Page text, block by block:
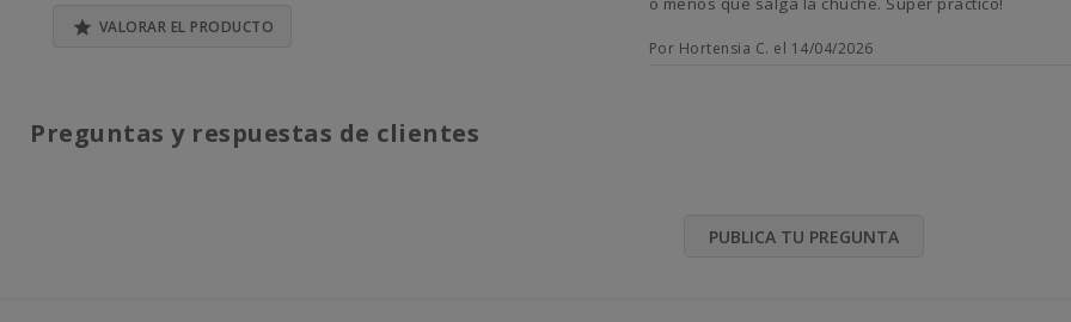
 VALORAR EL PRODUCTO
Por Hortensia C. el 14/04/2026
Preguntas y respuestas de clientes
PUBLICA TU PREGUNTA